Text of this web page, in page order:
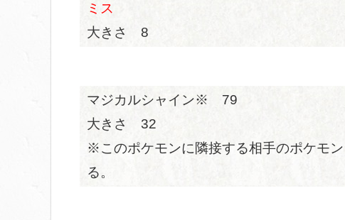
ミス
大きさ 8
マジカルシャイン※ 79
大きさ 32
※このポケモンに隣接する相手のポケモ
る。